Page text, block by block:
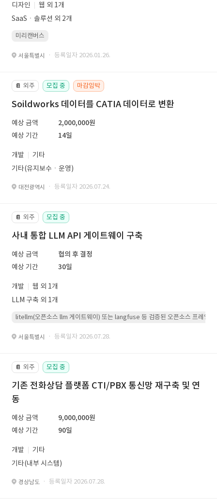
디자인
웹 외 1개
SaaSㆍ솔루션 외 2개
미리캔버스
서울특별시 · 등록일자 2026.01.26.
📔 외주 모집 중 마감임박
Soildworks 데이터를 CATIA 데이터로 변환
예상 금액
2,000,000원
예상 기간
14일
개발
기타
기타(유지보수ㆍ운영)
대전광역시 · 등록일자 2026.07.24.
📔 외주 모집 중
사내 통합 LLM API 게이트웨이 구축
예상 금액
협의 후 결정
예상 기간
30일
개발
웹 외 1개
LLM 구축 외 1개
litellm(오픈소스 llm 게이트웨이) 또는 langfuse 등 검증된 오픈소스 프레임워
서울특별시 · 등록일자 2026.07.28.
📔 외주 모집 중
기존 전화상담 플랫폼 CTI/PBX 통신망 재구축 및 연
동
예상 금액
9,000,000원
예상 기간
90일
개발
기타
기타(내부 시스템)
경상남도 · 등록일자 2026.07.28.